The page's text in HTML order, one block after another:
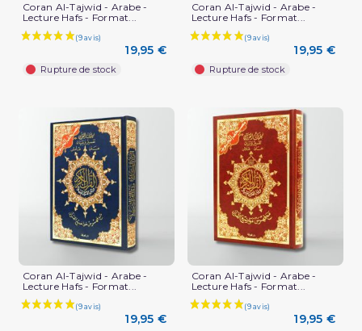
(4 avis)
Coran Al-Tajwid - Arabe -
Lecture Hafs - Format...
19,95 €
Rupture de stock
Coran Al-Tajwid - Arabe -
Lecture Hafs - Format...
19,95 €
Rupture de stock
Coran Al-Tajwid - Arabe -
Lecture Hafs - Format...
19,95 €
Coran Al-Tajwid - Arabe -
Lecture Hafs - Format...
19,95 €